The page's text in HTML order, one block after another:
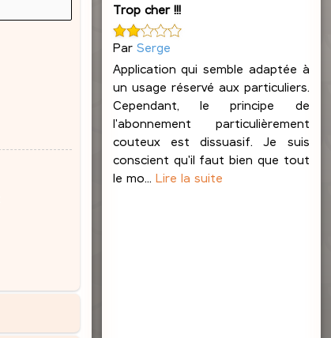
Trop cher !!!
Par Serge
Application qui semble adaptée à
un usage réservé aux particuliers.
Cependant, le principe de
l'abonnement particulièrement
couteux est dissuasif. Je suis
conscient qu'il faut bien que tout
le mo... Lire la suite